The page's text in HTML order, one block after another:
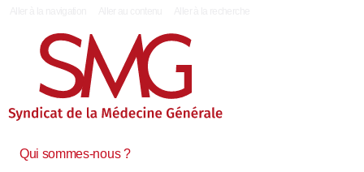
Qui sommes-nous ?